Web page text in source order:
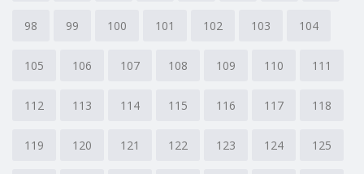
98 99 100 101 102 103 104
105 106 107 108 109 110 111
112 113 114 115 116 117 118
119 120 121 122 123 124 125